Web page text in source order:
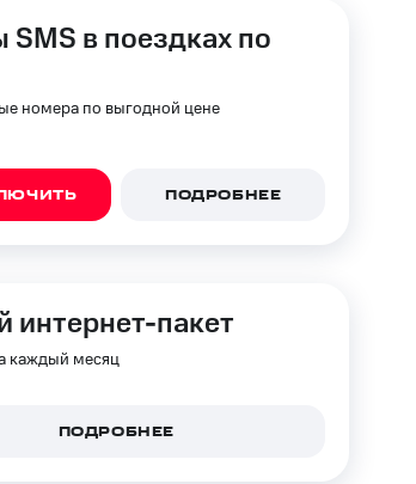
SMS в поездках по
номера по выгодной цене
ПОДРОБНЕЕ
интернет-пакет
каждый месяц
ПОДРОБНЕЕ